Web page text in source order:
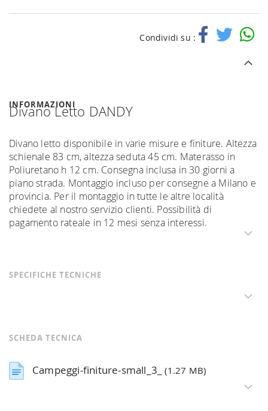
Condividi su :
INFORMAZIONI
Divano Letto DANDY
Divano letto disponibile in varie misure e finiture. Altezza
schienale 83 cm, altezza seduta 45 cm. Materasso in
Poliuretano h 12 cm. Consegna inclusa in 30 giorni a
piano strada. Montaggio incluso per consegne a Milano e
provincia. Per il montaggio in tutte le altre località
chiedete al nostro servizio clienti. Possibilità di
pagamento rateale in 12 mesi senza interessi.
SPECIFICHE TECNICHE
SCHEDA TECNICA
Campeggi-finiture-small_3_(1.27 MB)